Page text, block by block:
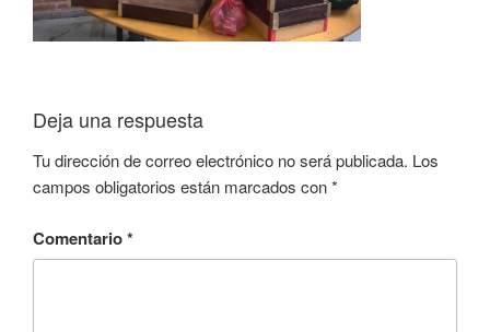
Deja una respuesta
Tu dirección de correo electrónico no será publicada. Los
campos obligatorios están marcados con*
Comentario*